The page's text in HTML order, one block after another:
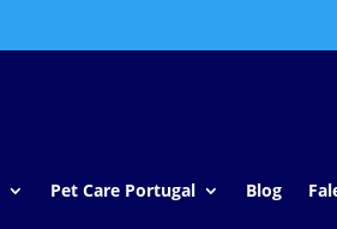
Pet Care Portugal Blog